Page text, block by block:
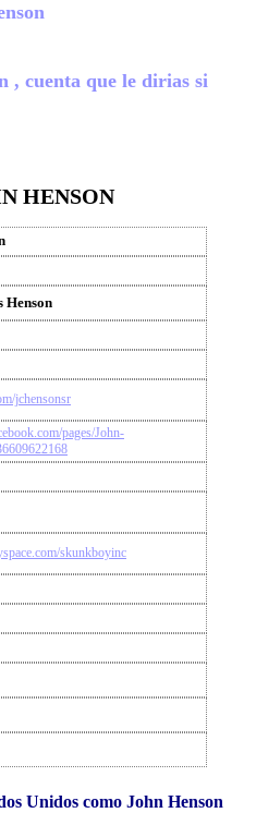
, cuenta que le dirias si
HENSON
Henson
jchensonsr
pages/John-
skunkboyinc
Unidos como John Henson